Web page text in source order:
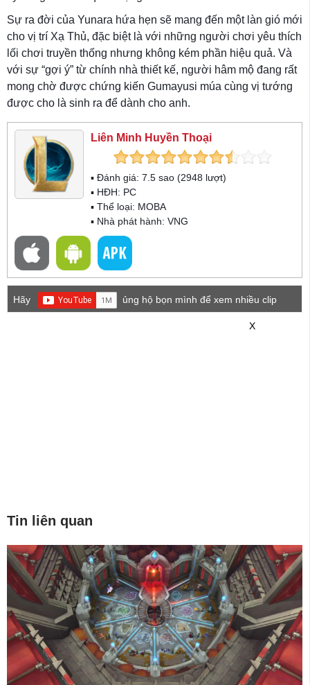
Sự ra đời của Yunara hứa hẹn sẽ mang đến một làn gió mới
cho vị trí Xạ Thủ, đặc biệt là với những người chơi yêu thích
lối chơi truyền thống nhưng không kém phần hiệu quả. Và
với sự “gợi ý” từ chính nhà thiết kế, người hâm mộ đang rất
mong chờ được chứng kiến Gumayusi múa cùng vị tướng
được cho là sinh ra để dành cho anh.
Liên Minh Huyền Thoại
▪ Đánh giá: 7.5 sao (2948 lượt)
▪ HĐH: PC
▪ Thể loại: MOBA
▪ Nhà phát hành: VNG
Hãy
ủng hộ bọn mình để xem nhiều clip
X
Tin liên quan